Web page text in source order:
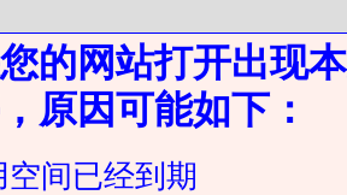
的网站打开出现
原因可能如下：
空间已经到期